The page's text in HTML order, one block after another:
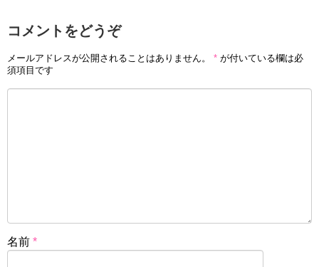
コメントをどうぞ
メールアドレスが公開されることはありません。 * が付いている欄は必
須項目です
名前 *